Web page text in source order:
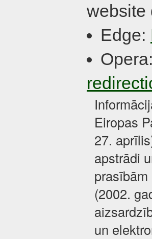
website
Edge:
Eiropas
27.
apstrādi
(2002.
un